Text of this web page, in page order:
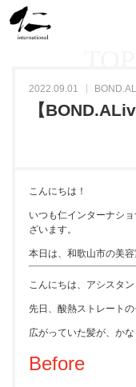
2022.09.01
【
こんにちは！
いつも仁インターナシ
ざいます。
本日は、和歌山市の美
こんにちは、アシスタ
先日、酸熱ストレート
広がっていた髪が、かな
Before